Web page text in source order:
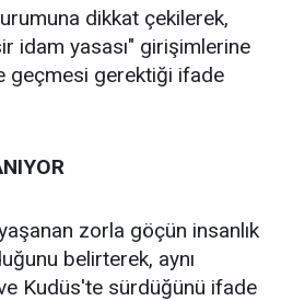
dikkat çekilerek,
idam yasası" girişimlerine
geçmesi gerektiği ifade
zorla göçün insanlık
belirterek, aynı
Kudüs'te sürdüğünü ifade